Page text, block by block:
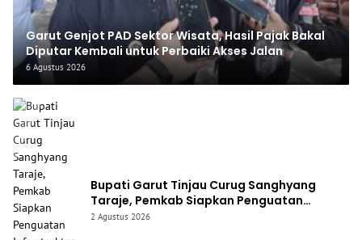
Garut Genjot PAD Sektor Wisata, Hasil Pajak Bakal
Diputar Kembali untuk Perbaiki Akses Jalan
6 Agustus 2026
Bupati Garut Tinjau Curug Sanghyang
Taraje, Pemkab Siapkan Penguatan
Infrastruktur untuk Dongkrak Pariwisata
2 Agustus 2026